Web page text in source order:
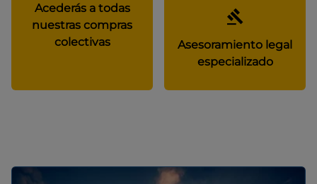
Acederás a todas
nuestras compras
colectivas
Asesoramiento legal
especializado